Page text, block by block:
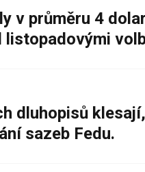
v průměru 4
dluhopisů
sazeb Fedu.